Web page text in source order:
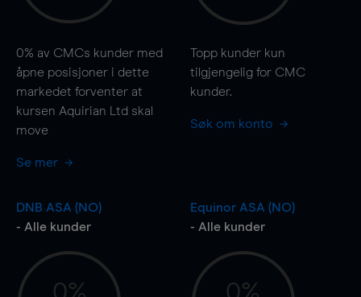
0% av CMCs kunder med
åpne posisjoner i dette
markedet forventer at
kursen Aquirian Ltd skal
move
Se mer
Topp kunder kun
tilgjengelig for CMC
kunder.
Søk om konto
DNB ASA (NO)
- Alle kunder
Equinor ASA (NO)
- Alle kunder